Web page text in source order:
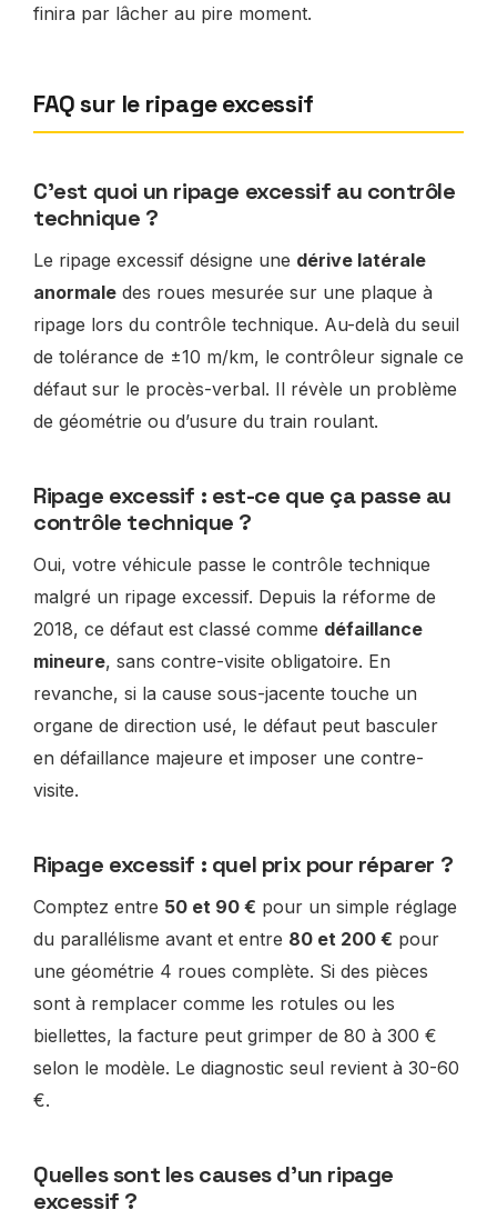
finira par lâcher au pire moment.
FAQ sur le ripage excessif
C’est quoi un ripage excessif au contrôle
technique ?
Le ripage excessif désigne une dérive latérale
anormale des roues mesurée sur une plaque à
ripage lors du contrôle technique. Au-delà du seuil
de tolérance de ±10 m/km, le contrôleur signale ce
défaut sur le procès-verbal. Il révèle un problème
de géométrie ou d’usure du train roulant.
Ripage excessif : est-ce que ça passe au
contrôle technique ?
Oui, votre véhicule passe le contrôle technique
malgré un ripage excessif. Depuis la réforme de
2018, ce défaut est classé comme défaillance
mineure, sans contre-visite obligatoire. En
revanche, si la cause sous-jacente touche un
organe de direction usé, le défaut peut basculer
en défaillance majeure et imposer une contre-
visite.
Ripage excessif : quel prix pour réparer ?
Comptez entre 50 et 90 € pour un simple réglage
du parallélisme avant et entre 80 et 200 € pour
une géométrie 4 roues complète. Si des pièces
sont à remplacer comme les rotules ou les
biellettes, la facture peut grimper de 80 à 300 €
selon le modèle. Le diagnostic seul revient à 30-60
€.
Quelles sont les causes d’un ripage
excessif ?